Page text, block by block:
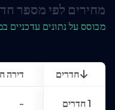
מחירים לפי מספר
מבוסס על נתונים עדכניים במהלך 12 החודשים
חדרים דירה
1 חדרים -